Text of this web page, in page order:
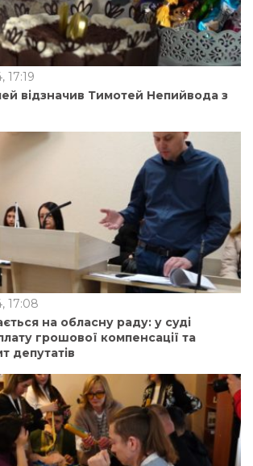
17:19
відзначив Тимотей Непийвода з
17:08
на обласну раду: у суді
грошової компенсації та
депутатів